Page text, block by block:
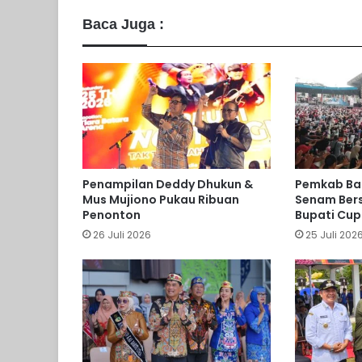
Baca Juga :
Penampilan Deddy Dhukun &
Mus Mujiono Pukau Ribuan
Penonton
26 Juli 2026
Pemkab
Senam
Bupati Cup
25 Juli 2026